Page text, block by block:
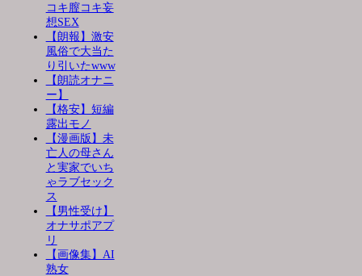
コキ膣コキ妄
想SEX
【朗報】激安
風俗で大当た
り引いたwww
【朗読オナニ
ー】
【格安】短編
露出モノ
【漫画版】未
亡人の母さん
と実家でいち
ゃラブセック
ス
【男性受け】
オナサポアプ
リ
【画像集】AI
熟女